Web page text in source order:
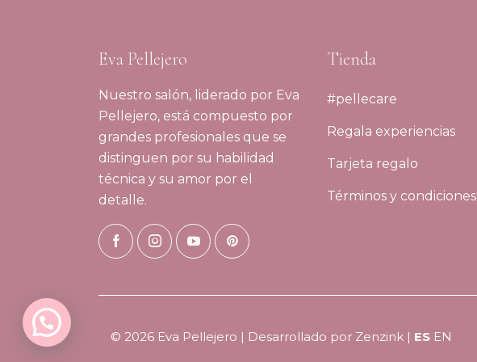
Eva Pellejero
Nuestro salón, liderado por Eva
Pellejero, está compuesto por
grandes profesionales que se
distinguen por su habilidad
técnica y su amor por el
detalle.
Tienda
#pellecare
Regala experiencias
Tarjeta regalo
Términos y condiciones
© 2026 Eva Pellejero | Desarrollado por Zenzink | ES EN